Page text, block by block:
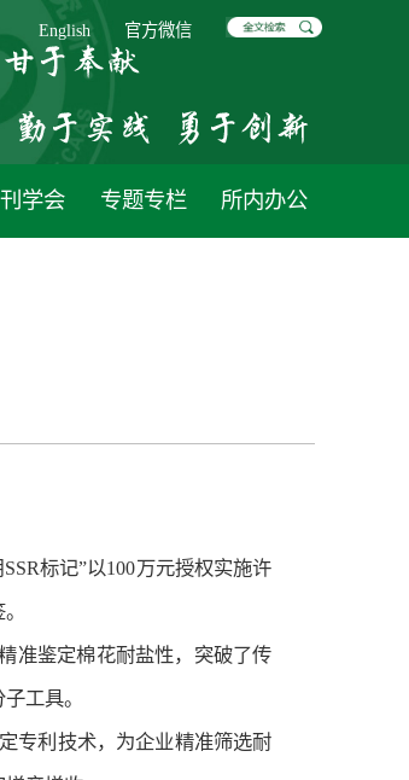
English 官方微信
学会 专题专栏 所内办公
标记”以100万元授权实施许
准鉴定棉花耐盐性，突破了传
工具。
专利技术，为企业精准筛选耐